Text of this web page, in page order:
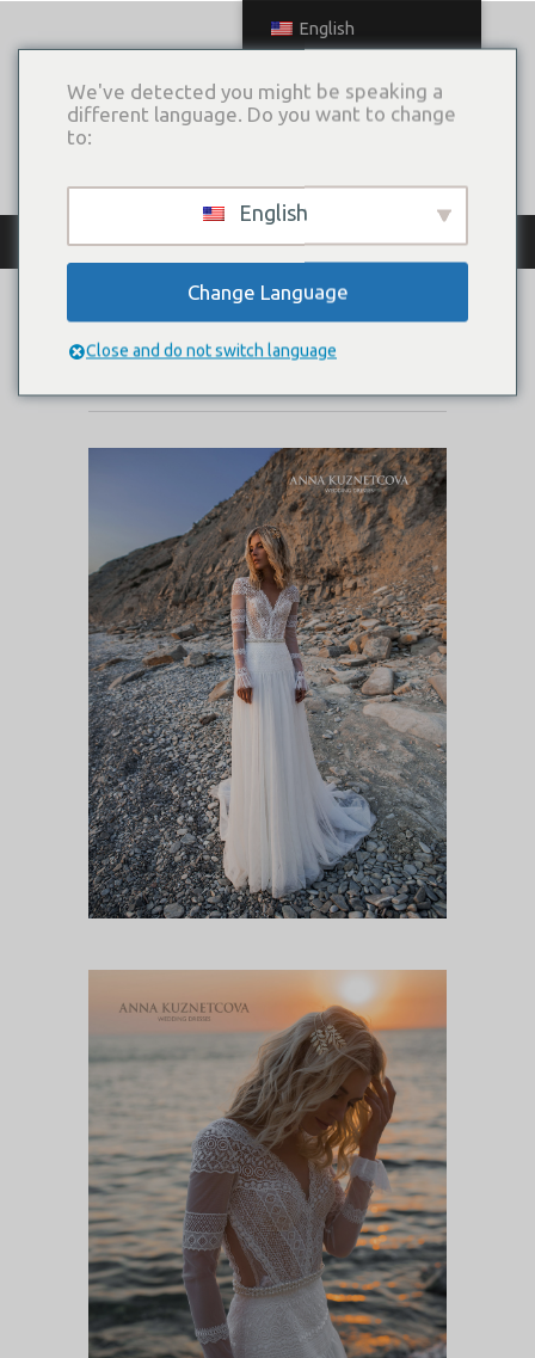
КАТАЛОГ ПЛАТЬЕВ
LEONNI
English
We've detected you might be speaking a
different language. Do you want to change
to:
English
Change Language
Close and do not switch language